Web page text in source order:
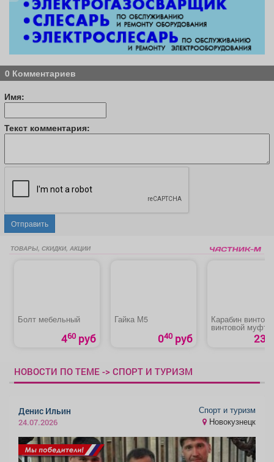
0 Комментариев
Имя:
Текст комментария:
Отправить
ТОВАРЫ, СКИДКИ, АКЦИИ
Болт мебельный
460 руб
Гайка М5
040 руб
Карабин
винтовой
23
НОВОСТИ ПО ТЕМЕ -> СПОРТ И ТУРИЗМ
Денис Ильин
24.07.2026
Спорт и туризм
Новокузнецк